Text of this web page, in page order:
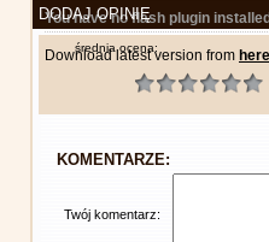
You have no flash plugin installed
Download latest version from here
DODAJ OPINIĘ
średnia ocena:
KOMENTARZE:
Twój komentarz: